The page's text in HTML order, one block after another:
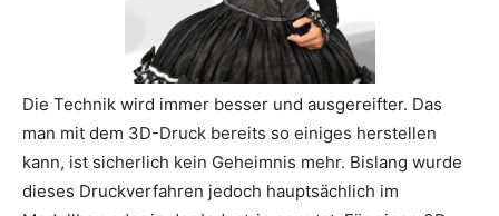
Die Technik wird immer besser und ausgereifter. Das
man mit dem 3D-Druck bereits so einiges herstellen
kann, ist sicherlich kein Geheimnis mehr. Bislang wurde
dieses Druckverfahren jedoch hauptsächlich im